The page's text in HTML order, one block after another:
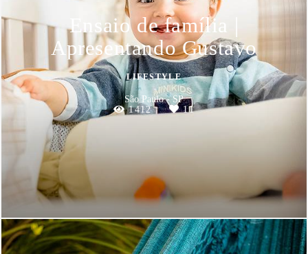
Ensaio de família |
Apresentando Gustavo
LIFESTYLE
São Paulo - SP
1412
11